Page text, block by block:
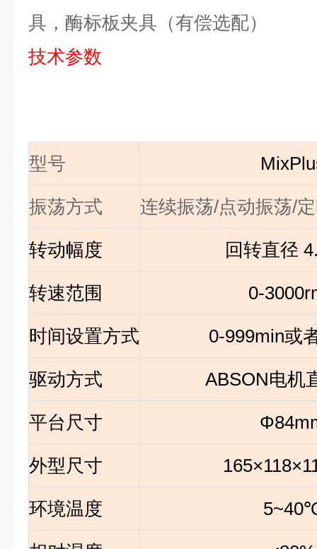
具，酶标板夹具（有偿选配）
技术参数
型号
振荡方式 连续振荡/点动振荡/
转动幅度 回转直径
转速范围 0-
时间设置方式 0-999min或
驱动方式 ABSON电机
平台尺寸
外型尺寸 165
环境温度